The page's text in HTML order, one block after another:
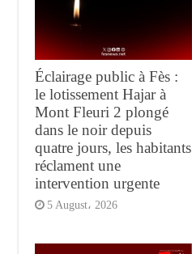
Éclairage public à Fès :
le lotissement Hajar à
Mont Fleuri 2 plongé
dans le noir depuis
quatre jours, les habitants
réclament une
intervention urgente
5 August، 2026